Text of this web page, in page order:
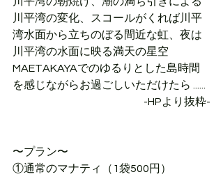
川平湾の変化、スコールがくれば川平
湾水面から立ちのぼる間近な虹、夜は
川平湾の水面に映る満天の星空
MAETAKAYAでのゆるりとした島時間
を感じながらお過ごしいただけたら ......
-HPより抜粋-
〜プラン〜
①通常のマナティ（1袋500円）